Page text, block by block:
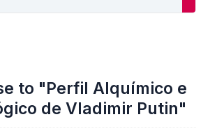
to "Perfil Alquímico e
de Vladimir Putin"